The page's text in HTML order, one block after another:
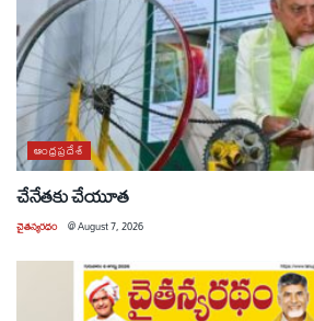
ఆంధ్రప్రదేశ్
చేనేతకు చేయూత
చైతన్యరధం @August 7, 2026